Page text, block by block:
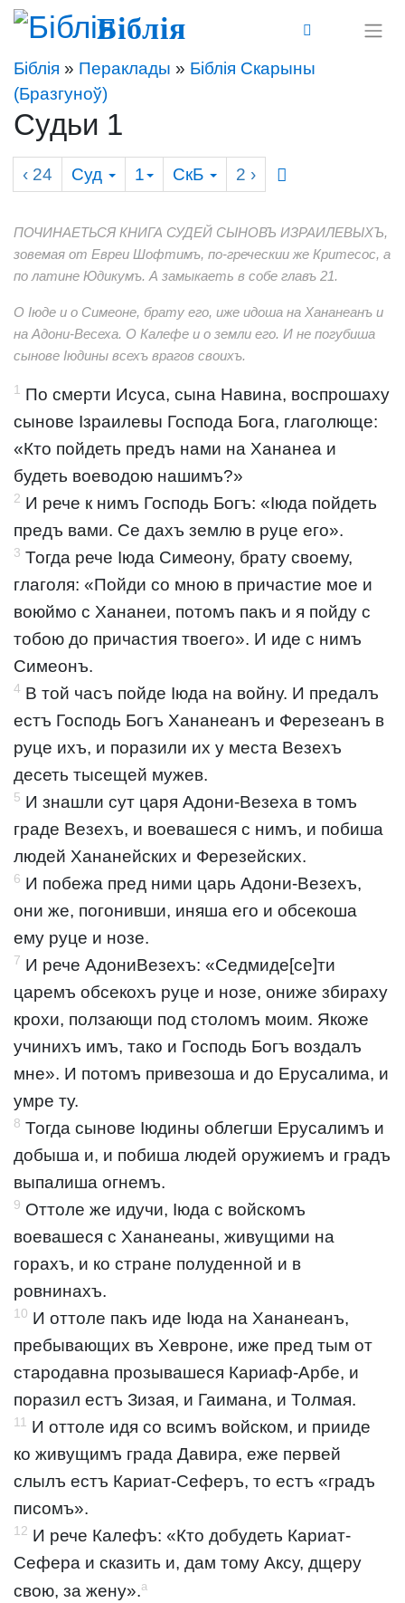
Біблія
Біблія » Пераклады » Біблія Скарыны
(Бразгуноў)
Судьи 1
‹ 24 Суд 1 СкБ 2 ›
ПОЧИНАЕТЬСЯ КНИГА СУДЕЙ СЫНОВЪ ИЗРАИЛЕВЫХЪ,
зовемая от Евреи Шофтимъ, по-греческии же Критесос, а
по латине Юдикумъ. А замыкаеть в собе главъ 21.
О Іюде и о Симеоне, брату его, иже идоша на Хананеанъ и
на Адони-Весеха. О Калефе и о земли его. И не погубиша
сынове Іюдины всехъ врагов своихъ.
1 По смерти Исуса, сына Навина, воспрошаху
сынове Ізраилевы Господа Бога, глаголюще:
«Кто пойдеть предъ нами на Хананеа и
будеть воеводою нашимъ?»
2 И рече к нимъ Господь Богъ: «Іюда пойдеть
предъ вами. Се дахъ землю в руце его».
3 Тогда рече Іюда Симеону, брату своему,
глаголя: «Пойди со мною в причастие мое и
воюймо с Хананеи, потомъ пакъ и я пойду с
тобою до причастия твоего». И иде с нимъ
Симеонъ.
4 В той часъ пойде Іюда на войну. И предалъ
естъ Господь Богъ Хананеанъ и Ферезеанъ в
руце ихъ, и поразили их у места Везехъ
десеть тысещей мужев.
5 И знашли сут царя Адони-Везеха в томъ
граде Везехъ, и воевашеся с нимъ, и побиша
людей Хананейских и Ферезейских.
6 И побежа пред ними царь Адони-Везехъ,
они же, погонивши, иняша его и обсекоша
ему руце и нозе.
7 И рече АдониВезехъ: «Седмиде[се]ти
царемъ обсекохъ руце и нозе, ониже збираху
крохи, ползающи под столомъ моим. Якоже
учинихъ имъ, тако и Господь Богъ воздалъ
мне». И потомъ привезоша и до Ерусалима, и
умре ту.
8 Тогда сынове Іюдины облегши Ерусалимъ и
добыша и, и побиша людей оружиемъ и градъ
выпалиша огнемъ.
9 Оттоле же идучи, Іюда с войскомъ
воевашеся с Хананеаны, живущими на
горахъ, и ко стране полуденной и в
ровнинахъ.
10 И оттоле пакъ иде Іюда на Хананеанъ,
пребывающих въ Хевроне, иже пред тым от
стародавна прозывашеся Кариаф-Арбе, и
поразил естъ Зизая, и Гаимана, и Толмая.
11 И оттоле идя со всимъ войском, и прииде
ко живущимъ града Давира, еже первей
слылъ естъ Кариат-Сеферъ, то естъ «градъ
писомъ».
12 И рече Калефъ: «Кто добудеть Кариат-
Сефера и сказить и, дам тому Аксу, дщеру
свою, за жену».a